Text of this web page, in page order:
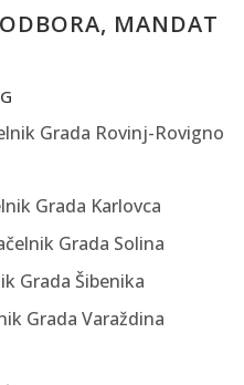
MANDAT
Grada Rovinj-Rovigno
Grada Karlovca
Grada Solina
Grada Šibenika
Grada Varaždina